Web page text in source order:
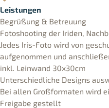
Leistungen
Begrüßung & Betreuung
Fotoshooting der Iriden,
Jedes Iris-Foto wird von
aufgenommen und
inkl. Leinwand 30x30cm
Unterschiedliche Designs
Bei allen Großformaten wird
Freigabe gestellt